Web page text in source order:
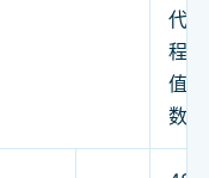
代
程
值
数）